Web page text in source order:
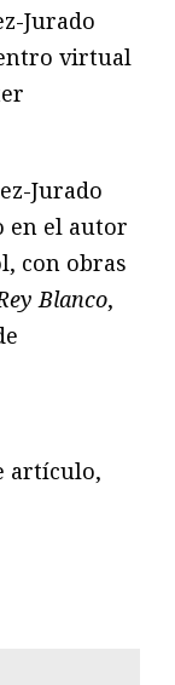
Jurado
virtual
Jurado
en el autor
con obras
Blanco,
artículo,